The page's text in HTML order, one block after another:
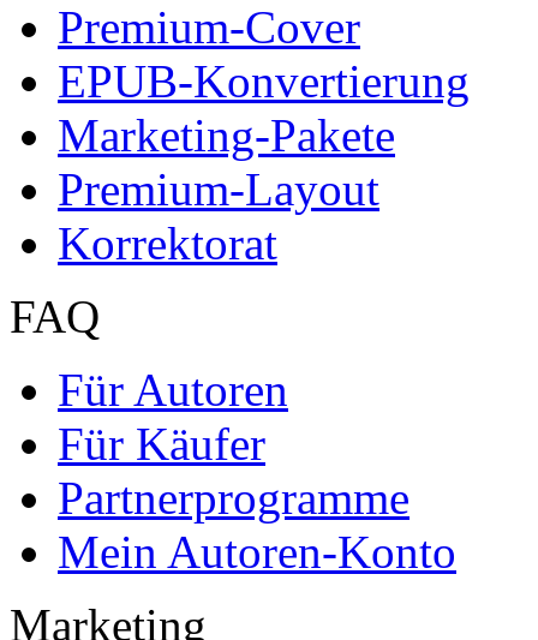
Premium-Cover
EPUB-Konvertierung
Marketing-Pakete
Premium-Layout
Korrektorat
FAQ
Für Autoren
Für Käufer
Partnerprogramme
Mein Autoren-Konto
Marketing